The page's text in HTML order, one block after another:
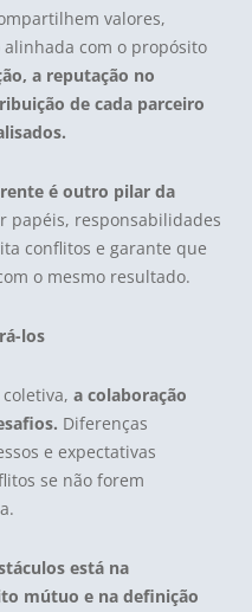
valores,
com o propósito
a reputação no
de cada parceiro
é outro pilar da
papéis, responsabilidades
conflitos e garante que
o mesmo resultado.
los
a colaboração
Diferenças
e expectativas
se não forem
está na
mútuo e na definição